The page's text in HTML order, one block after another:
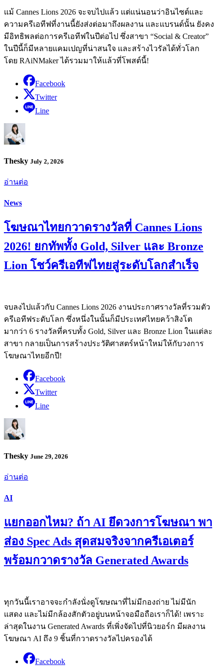
แม้ Cannes Lions 2026 จะจบไปแล้ว แต่แน่นอนว่าอินไซต์และ
ความครีเอทีฟที่งานนี้ยังส่งต่อมาถึงผลงาน และแบรนด์นั้น ยังคง
มีอิทธิพลต่อการครีเอทีฟในปีต่อไป ซึ่งสาขา “Social & Creator”
ในปีนี้ก็มีหลายแคมเปญที่น่าสนใจ และสร้างไวรัลได้ทั่วโลก
โดย RAiNMaker ได้รวมมาให้แล้วที่โพสต์นี้!
Facebook
Twitter
Line
Thesky July 2, 2026
อ่านต่อ
News
โฆษณาไทยกวาดรางวัลที่ Cannes Lions
2026! ยกทัพทั้ง Gold, Silver และ Bronze
Lion โชว์ครีเอทีฟไทยสู่ระดับโลกสำเร็จ
จบลงไปแล้วกับ Cannes Lions 2026 งานประกาศรางวัลที่รวมตัว
ครีเอทีฟระดับโลก ซึ่งหนึ่งในนั้นก็มีประเทศไทยคว้าสิงโต
มากว่า 6 รางวัลที่ครบทั้ง Gold, Silver และ Bronze Lion ในแต่ละ
สาขา กลายเป็นการสร้างประวัติศาสตร์หน้าใหม่ให้กับวงการ
โฆษณาไทยอีกปี!
Facebook
Twitter
Line
Thesky June 29, 2026
อ่านต่อ
AI
แยกออกไหม? ถ้า AI ยึดวงการโฆษณา พา
ส่อง Spec Ads สุดสมจริงจากครีเอเตอร์
พร้อมกวาดรางวัล Generated Awards
ทุกวันนี้เราอาจจะกำลังนั่งดูโฆษณาที่ไม่มีกองถ่าย ไม่มีนัก
แสดง และไม่มีกล้องสักตัวอยู่บนหน้าจอมือถือเราก็ได้! เพราะ
ล่าสุดในงาน Generated Awards ที่เพิ่งจัดไปที่นิวยอร์ก มีผลงาน
โฆษณา AI ถึง 9 ชิ้นที่กวาดรางวัลไปครองได้
Facebook